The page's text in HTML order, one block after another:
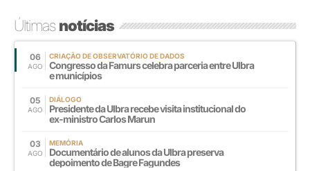
Últimasnotícias
06
AGO
CRIAÇÃO DE OBSERVATÓRIO DE DADOS
Congresso da Famurs celebra parceria entre Ulbra
e municípios
05
AGO
DIÁLOGO
Presidente da Ulbra recebe visita institucional do
ex-ministro Carlos Marun
03
AGO
MEMÓRIA
Documentário de alunos da Ulbra preserva
depoimento de Bagre Fagundes